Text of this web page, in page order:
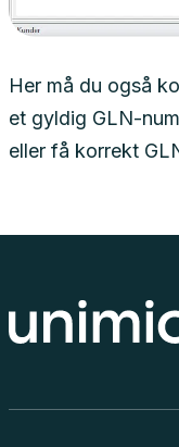
Her må du også
et gyldig GLN-
eller få korrekt